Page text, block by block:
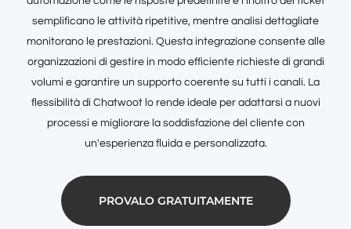
semplificano le attività ripetitive, mentre analisi dettagliate
monitorano le prestazioni. Questa integrazione consente alle
organizzazioni di gestire in modo efficiente richieste di grandi
volumi e garantire un supporto coerente su tutti i canali. La
flessibilità di Chatwoot lo rende ideale per adattarsi a nuovi
processi e migliorare la soddisfazione del cliente con
un'esperienza fluida e personalizzata.
PROVALO GRATUITAMENTE